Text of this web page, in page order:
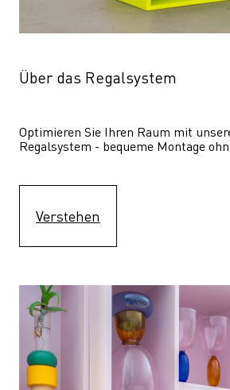
Über das Regalsystem
Optimieren Sie Ihren Raum mit
Regalsystem - bequeme Montage
Verstehen